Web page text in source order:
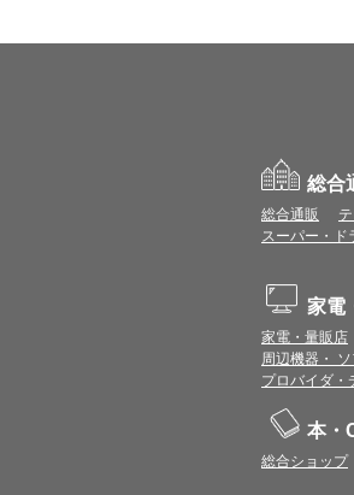
総合
総合通販
スーパー・ド
家電
家電・量販店
周辺機器・ ソ
プロバイダ・
本・
総合ショップ